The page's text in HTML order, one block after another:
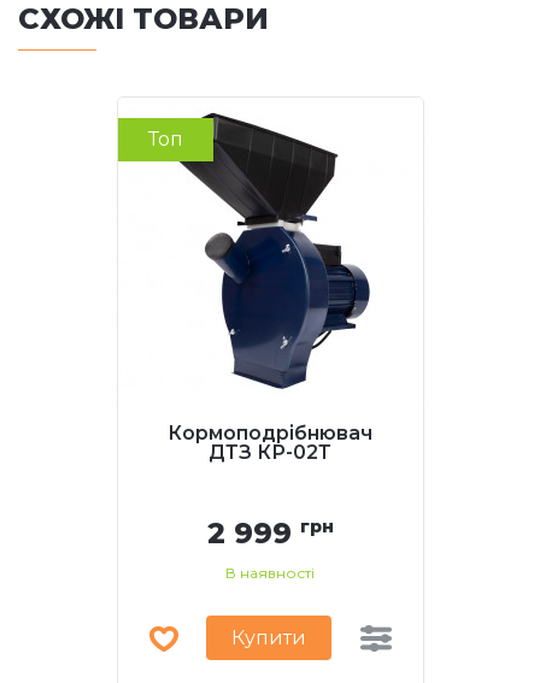
СХОЖІ ТОВАРИ
Топ
Кормоподрібнювач
ДТЗ КР-02Т
2 999 грн
В наявності
Купити